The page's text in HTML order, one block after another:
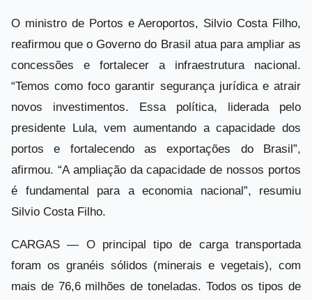
O ministro de Portos e Aeroportos, Silvio Costa Filho,
reafirmou que o Governo do Brasil atua para ampliar as
concessões e fortalecer a infraestrutura nacional.
“Temos como foco garantir segurança jurídica e atrair
novos investimentos. Essa política, liderada pelo
presidente Lula, vem aumentando a capacidade dos
portos e fortalecendo as exportações do Brasil”,
afirmou. “A ampliação da capacidade de nossos portos
é fundamental para a economia nacional”, resumiu
Silvio Costa Filho.
CARGAS — O principal tipo de carga transportada
foram os granéis sólidos (minerais e vegetais), com
mais de 76,6 milhões de toneladas. Todos os tipos de